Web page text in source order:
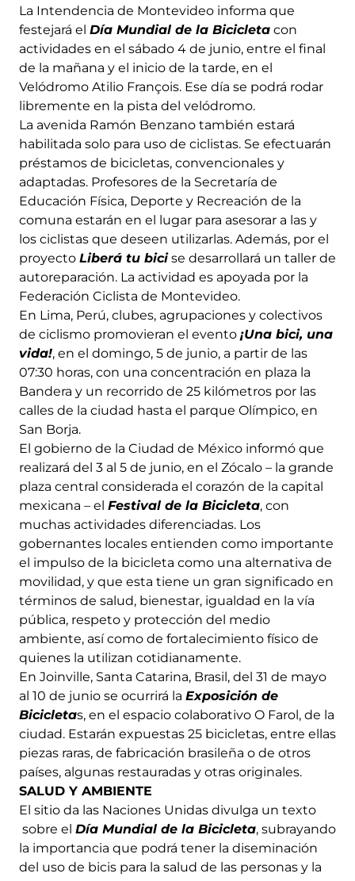
La Intendencia de Montevideo informa que
festejará el Día Mundial de la Bicicleta con
actividades en el sábado 4 de junio, entre el final
de la mañana y el inicio de la tarde, en el
Velódromo Atilio François. Ese día se podrá rodar
libremente en la pista del velódromo.
La avenida Ramón Benzano también estará
habilitada solo para uso de ciclistas. Se efectuarán
préstamos de bicicletas, convencionales y
adaptadas. Profesores de la Secretaría de
Educación Física, Deporte y Recreación de la
comuna estarán en el lugar para asesorar a las y
los ciclistas que deseen utilizarlas. Además, por el
proyecto Liberá tu bicise desarrollará un taller de
autoreparación. La actividad es apoyada por la
Federación Ciclista de Montevideo.
En Lima, Perú, clubes, agrupaciones y colectivos
de ciclismo promovieran el evento ¡Una bici, una
vida!, en el domingo, 5 de junio, a partir de las
07:30 horas, con una concentración en plaza la
Bandera y un recorrido de 25 kilómetros por las
calles de la ciudad hasta el parque Olímpico, en
San Borja.
El gobierno de la Ciudad de México informó que
realizará del 3 al 5 de junio, en el Zócalo – la grande
plaza central considerada el corazón de la capital
mexicana – el Festival de la Bicicleta, con
muchas actividades diferenciadas. Los
gobernantes locales entienden como importante
el impulso de la bicicleta como una alternativa de
movilidad, y que esta tiene un gran significado en
términos de salud, bienestar, igualdad en la vía
pública, respeto y protección del medio
ambiente, así como de fortalecimiento físico de
quienes la utilizan cotidianamente.
En Joinville, Santa Catarina, Brasil, del 31 de mayo
al 10 de junio se ocurrirá la Exposición de
Bicicletas, en el espacio colaborativo O Farol, de la
ciudad. Estarán expuestas 25 bicicletas, entre ellas
piezas raras, de fabricación brasileña o de otros
países, algunas restauradas y otras originales.
SALUD Y AMBIENTE
El sitio da las Naciones Unidas divulga un texto
sobre el Día Mundial de la Bicicleta, subrayando
la importancia que podrá tener la diseminación
del uso de bicis para la salud de las personas y la